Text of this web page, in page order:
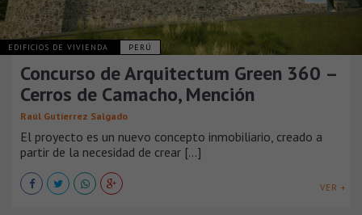
EDIFICIOS DE VIVIENDA PERÚ
Concurso de Arquitectum Green 360 –
Cerros de Camacho, Mención
Raúl Gutierrez Salgado
El proyecto es un nuevo concepto inmobiliario, creado a
partir de la necesidad de crear [...]
VER +